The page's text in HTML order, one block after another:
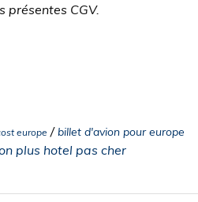
présentes CGV.
europe /billet d'avion pour europe
plus hotel pas cher